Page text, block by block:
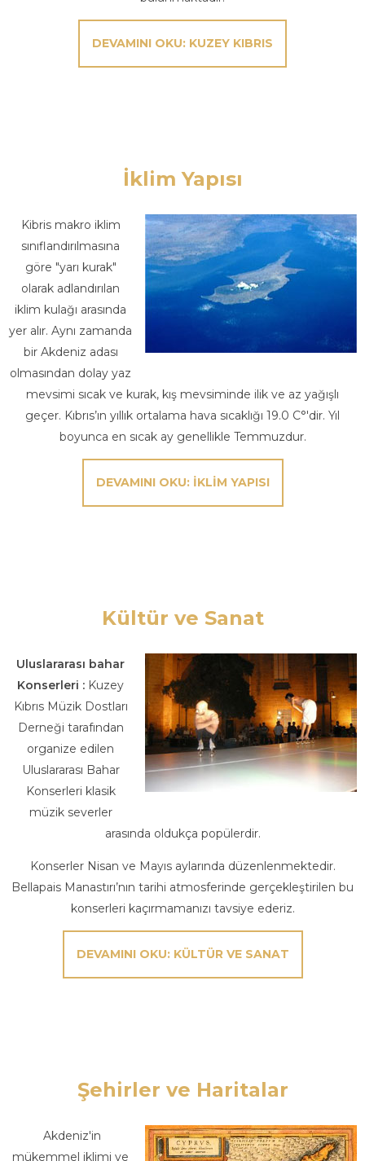
DEVAMINI OKU: KUZEY KIBRIS
İklim Yapısı
Kibris makro iklim
sınıflandırılmasına
göre "yarı kurak"
olarak adlandırılan
iklim kulağı arasında
yer alır. Aynı zamanda
bir Akdeniz adası
olmasından dolay yaz
mevsimi sıcak ve kurak, kış mevsiminde ilik ve az yağışlı
geçer. Kıbrıs’ın yıllık ortalama hava sıcaklığı 19.0 C°'dir. Yıl
boyunca en sıcak ay genellikle Temmuzdur.
DEVAMINI OKU: İKLIM YAPISI
Kültür ve Sanat
Uluslararası bahar
Konserleri : Kuzey
Kıbrıs Müzik Dostları
Derneği tarafından
organize edilen
Uluslararası Bahar
Konserleri klasik
müzik severler
arasında oldukça popülerdir.
Konserler Nisan ve Mayıs aylarında düzenlenmektedir.
Bellapais Manastırı’nın tarihi atmosferinde gerçekleştirilen bu
konserleri kaçırmamanızı tavsiye ederiz.
DEVAMINI OKU: KÜLTÜR VE SANAT
Şehirler ve Haritalar
Akdeniz'in
mükemmel iklimi ve